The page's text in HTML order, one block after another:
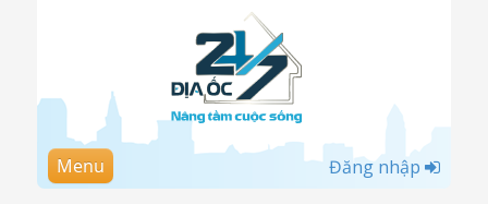
Menu Đăng nhập